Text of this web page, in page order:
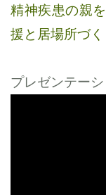
精神疾患の親
援と居場所づく
プレゼンテーシ